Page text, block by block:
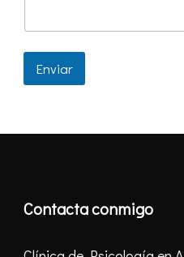
Enviar
Contacta conmigo